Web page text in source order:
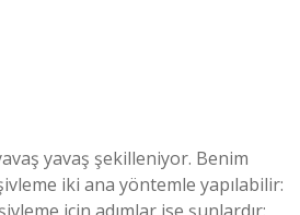
yavaş şekilleniyor. Benim
iki ana yöntemle yapılabilir: